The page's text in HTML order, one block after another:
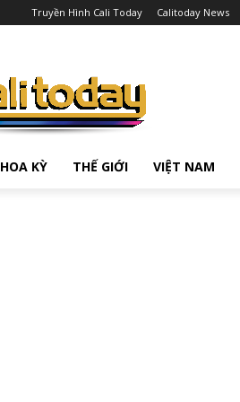
Truyền Hình Cali Today Calitoday News
HOA KỲ THẾ GIỚI VIỆT NAM